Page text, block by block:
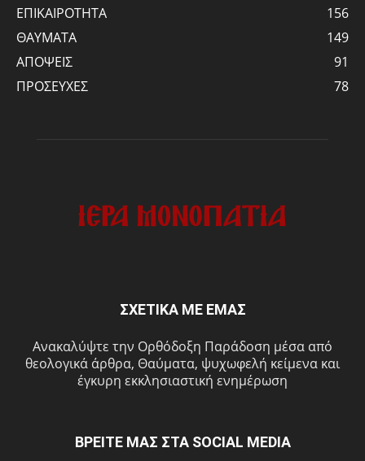
ΕΠΙΚΑΙΡΟΤΗΤΑ
156
ΘΑΥΜΑΤΑ
149
ΑΠΟΨΕΙΣ
91
ΠΡΟΣΕΥΧΕΣ
78
ΣΧΕΤΙΚΑ ΜΕ ΕΜΑΣ
Ανακαλύψτε την Ορθόδοξη Παράδοση μέσα από
θεολογικά άρθρα, Θαύματα, ψυχωφελή κείμενα και
έγκυρη εκκλησιαστική ενημέρωση
ΒΡΕΙΤΕ ΜΑΣ ΣΤΑ SOCIAL MEDIA